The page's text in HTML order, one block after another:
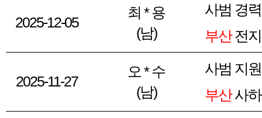
2025-12-05
최 * 용
(남)
사범 경
부산전
2025-11-27
오 * 수
(남)
사범 지
부산사